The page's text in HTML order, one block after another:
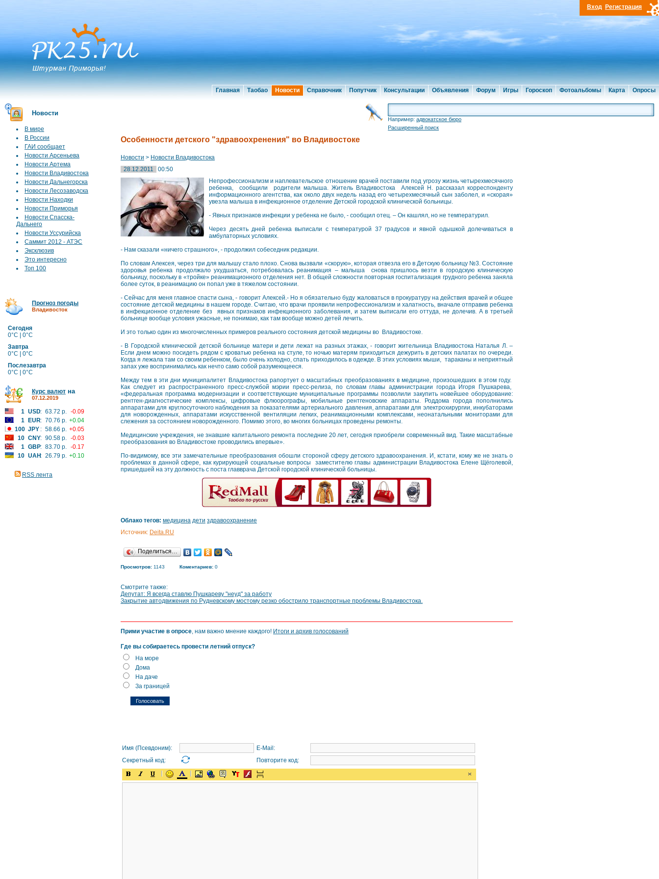
Главная Таобао Новости Справочник Попутчик Консультации Объявления Форум Игры Гороскоп Фотоальбомы Карта Опросы
Вход Регистрация
Новости
В мире
В России
ГАИ сообщает
Новости Арсеньева
Новости Артема
Новости Владивостока
Новости Дальнегорска
Новости Лесозаводска
Новости Находки
Новости Приморья
Новости Спасска-
Дальнего
Новости Уссурийска
Саммит 2012 - АТЭС
Эксклюзив
Это интересно
Топ 100
Прогноз погоды
Владивосток
Сегодня
0°C | 0°C
Завтра
0°C | 0°C
Послезавтра
0°C | 0°C
Курс валют на
07.12.2019
1 USD: 63.72 р. -0.09
1
EUR: 70.76 р. +0.04
100 JPY : 58.66 р. +0.05
10 CNY: 90.58 р. -0.03
1 GBP: 83.70 р. -0.17
10 UAH: 26.79 р. +0.10
RSS лента
Например: адвокатское бюро
Расширенный поиск
Особенности детского "здравоохренения" во Владивостоке
Новости > Новости Владивостока
28.12.2011
00:50
Непрофессионализм и наплевательское отношение врачей поставили под угрозу жизнь четырехмесячного
ребенка, сообщили родители малыша. Житель Владивостока Алексей Н. рассказал корреспонденту
информационного агентства, как около двух недель назад его четырехмесячный сын заболел, и «скорая»
увезла малыша в инфекционное отделение Детской городской клинической больницы.
- Явных признаков инфекции у ребенка не было, - сообщил отец. – Он кашлял, но не температурил.
Через десять дней ребенка выписали с температурой 37 градусов и явной одышкой долечиваться в
амбулаторных условиях.
- Нам сказали «ничего страшного», - продолжил собеседник редакции.
По словам Алексея, через три для малышу стало плохо. Снова вызвали «скорую», которая отвезла его в Детскую больницу №3. Состояние
здоровья ребенка продолжало ухудшаться, потребовалась реанимация – малыша снова пришлось везти в городскую клиническую
больницу, поскольку в «тройке» реанимационного отделения нет. В общей сложности повторная госпитализация грудного ребенка заняла
более суток, в реанимацию он попал уже в тяжелом состоянии.
- Сейчас для меня главное спасти сына, - говорит Алексей.- Но я обязательно буду жаловаться в прокуратуру на действия врачей и общее
состояние детской медицины в нашем городе. Считаю, что врачи проявили непрофессионализм и халатность, вначале отправив ребенка
в инфекционное отделение без явных признаков инфекционного заболевания, и затем выписали его оттуда, не долечив. А в третьей
больнице вообще условия ужасные, не понимаю, как там вообще можно детей лечить.
И это только один из многочисленных примеров реального состояния детской медицины во Владивостоке.
- В Городской клинической детской больнице матери и дети лежат на разных этажах, - говорит жительница Владивостока Наталья Л. –
Если днем можно посидеть рядом с кроватью ребенка на стуле, то ночью матерям приходиться дежурить в детских палатах по очереди.
Когда я лежала там со своим ребенком, было очень холодно, спать приходилось в одежде. В этих условиях мыши, тараканы и неприятный
запах уже воспринимались как нечто само собой разумеющееся.
Между тем в эти дни муниципалитет Владивостока рапортует о масштабных преобразованиях в медицине, произошедших в этом году.
Как следует из распространенного пресс-службой мэрии пресс-релиза, по словам главы администрации города Игоря Пушкарева,
«федеральная программа модернизации и соответствующие муниципальные программы позволили закупить новейшее оборудование:
рентген-диагностические комплексы, цифровые флюорографы, мобильные рентгеновские аппараты. Роддома города пополнились
аппаратами для круглосуточного наблюдения за показателями артериального давления, аппаратами для электрохирургии, инкубаторами
для новорожденных, аппаратами искусственной вентиляции легких, реанимационными комплексами, неонатальными мониторами для
слежения за состоянием новорожденного. Помимо этого, во многих больницах проведены ремонты.
Медицинские учреждения, не знавшие капитального ремонта последние 20 лет, сегодня приобрели современный вид. Такие масштабные
преобразования во Владивостоке проводились впервые».
По-видимому, все эти замечательные преобразования обошли стороной сферу детского здравоохранения. И, кстати, кому же не знать о
проблемах в данной сфере, как курирующей социальные вопросы заместителю главы администрации Владивостока Елене Щёголевой,
пришедшей на эту должность с поста главврача Детской городской клинической больницы.
Облако тегов: медицина дети здравоохранение
Источник: Deita.RU
Поделиться…
Просмотров: 1143 Коментариев: 0
Смотрите также:
Депутат: Я всегда ставлю Пушкареву "неуд" за работу
Закрытие автодвижения по Рудневскому мостому резко обострило транспортные проблемы Владивостока.
Прими участие в опросе, нам важно мнение каждого! Итоги и архив голосований
Где вы собираетесь провести летний отпуск?
На море
Дома
На даче
За границей
Имя (Псевдоним):
E-Mail:
Секретный код:
Повторите код: